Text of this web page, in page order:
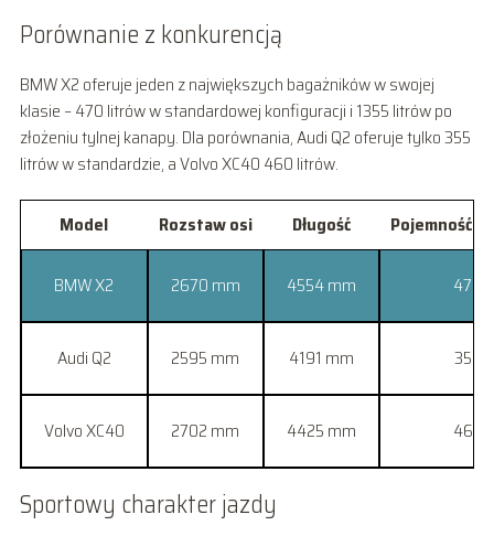
Porównanie z konkurencją
BMW X2 oferuje jeden z największych bagażników w swojej
klasie – 470 litrów w standardowej konfiguracji i 1355 litrów po
złożeniu tylnej kanapy. Dla porównania, Audi Q2 oferuje tylko 355
litrów w standardzie, a Volvo XC40 460 litrów.
Model Rozstaw osi Długość Pojemność
BMW X2 2670 mm 4554 mm 470 l
Audi Q2 2595 mm 4191 mm 355 l
Volvo XC40 2702 mm 4425 mm 460 l
Sportowy charakter jazdy